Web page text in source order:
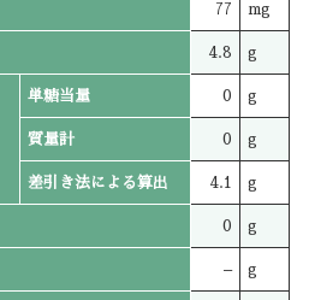
77 mg
4.8 g
単糖当量 0 g
質量計 0 g
差引き法による算出 4.1 g
0 g
– g